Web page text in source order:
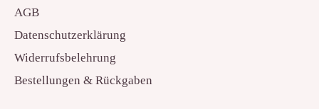
AGB
Datenschutzerklärung
Widerrufsbelehrung
Bestellungen & Rückgaben